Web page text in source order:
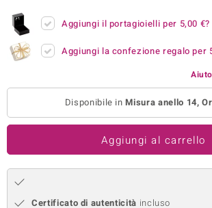
by de Melo
Classics
Aggiungi il portagioielli per 5,00 €?
Aggiungi la confezione regalo per
Disponibile inMisura anello 14,
Aggiungi al carrello
Certificato di autenticità incluso